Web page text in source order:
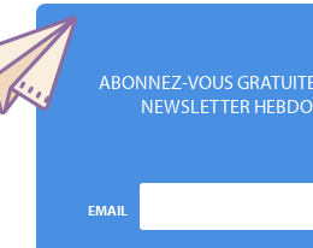
ABONNEZ-VOUS
NEWSLETTER
EMAIL